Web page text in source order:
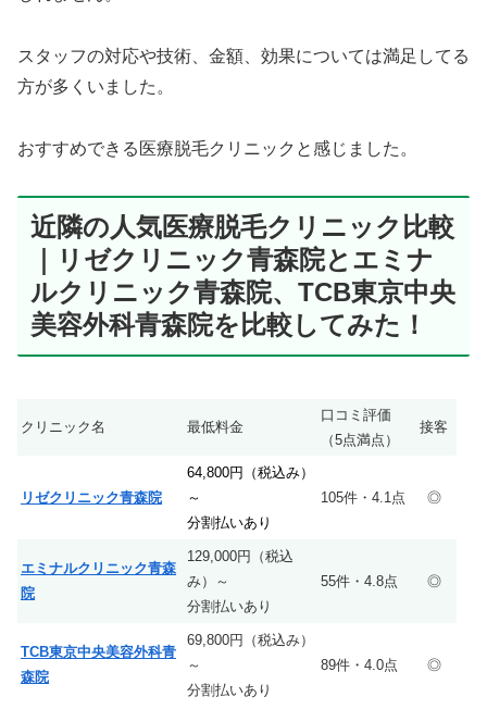
スタッフの対応や技術、金額、効果については満足してる
方が多くいました。
おすすめできる医療脱毛クリニックと感じました。
近隣の人気医療脱毛クリニック比較
｜リゼクリニック青森院とエミナ
ルクリニック青森院、TCB東京中央
美容外科青森院を比較してみた！
クリニック名 最低料金
口コミ評価
（5点満点）
接客
リゼクリニック青森院
64,800円（税込み）
～
分割払いあり
105件・4.1点 ◎
エミナルクリニック青森
院
129,000円（税込
み）～
分割払いあり
55件・4.8点 ◎
TCB東京中央美容外科青
森院
69,800円（税込み）
～
分割払いあり
89件・4.0点 ◎